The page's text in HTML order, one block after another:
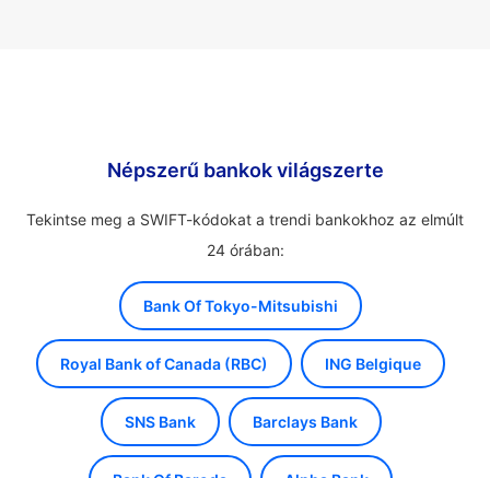
Népszerű bankok világszerte
Tekintse meg a SWIFT-kódokat a trendi bankokhoz az elmúlt
24 órában:
Bank Of Tokyo-Mitsubishi
Royal Bank of Canada (RBC) ING Belgique
SNS Bank Barclays Bank